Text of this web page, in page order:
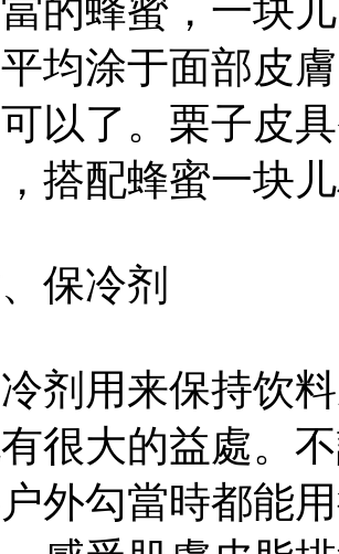
的蜂蜜，一块
均涂于面部皮
以了。栗子皮
搭配蜂蜜一块
保冷剂
剂用来保持饮
很大的益處。
外勾當時都能